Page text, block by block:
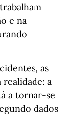
e na
as
realidade: a
a tornar-se
dados